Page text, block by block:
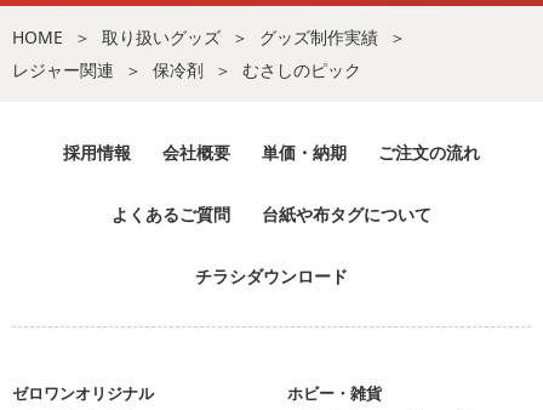
HOME 取り扱いグッズ
グッズ制作実績
レジャー関連
保冷剤 むさしのピック
採用情報 会社概要 単価・納期 ご注文の流れ
よくあるご質問 台紙や布タグについて
チラシダウンロード
ゼロワンオリジナル ホビー・雑貨